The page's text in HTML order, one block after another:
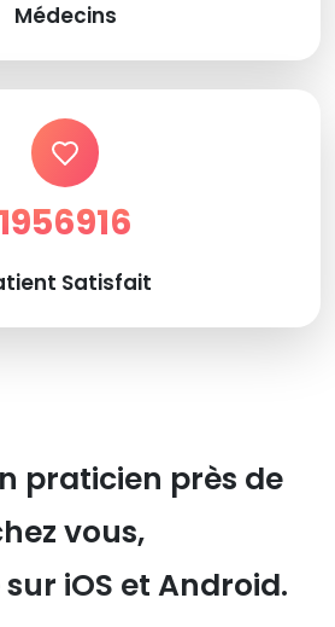
Médecins
1956916
Satisfait
praticien près de
vous,
iOS et Android.